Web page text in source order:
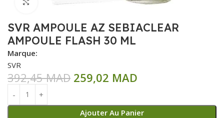
Click to enlarge
SVR AMPOULE AZ SEBIACLEAR
AMPOULE FLASH 30 ML
Marque:
SVR
392,45MAD 259,02 MAD
Ajouter Au Panier